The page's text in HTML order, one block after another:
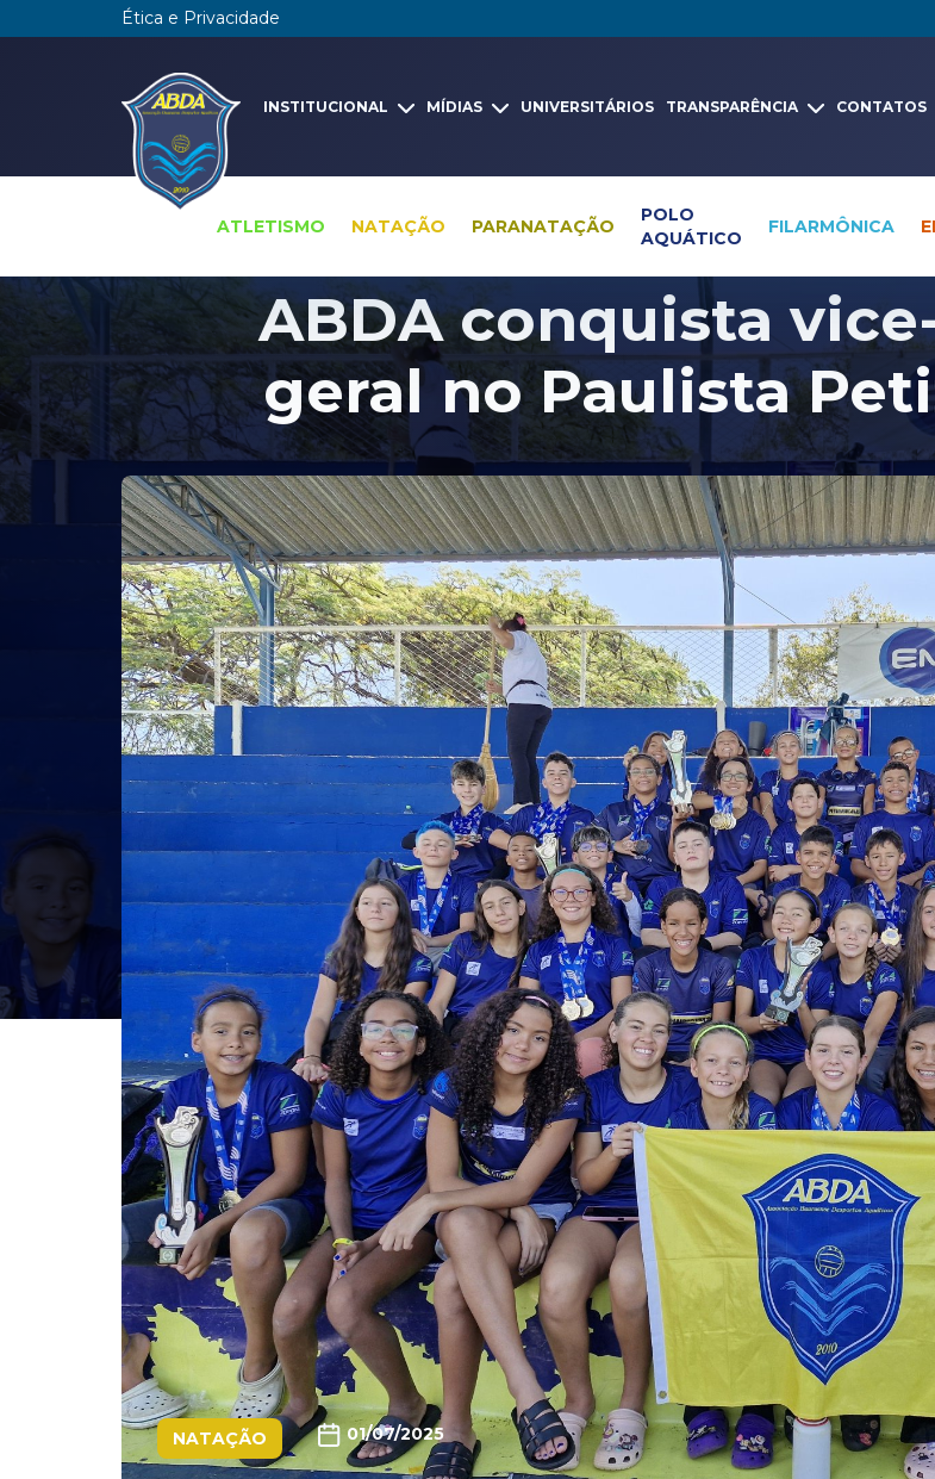
Ética e Privacidade
INSTITUCIONAL MÍDIAS UNIVERSITÁRIOS TRANSPARÊNCIA CONTATOS
ATLETISMO NATAÇÃO PARANATAÇÃO
POLO
AQUÁTICO
FILARMÔNICA
Pesquisa global Notícias
ABDA conquista
geral no Paulista
NATAÇÃO 01/07/2025